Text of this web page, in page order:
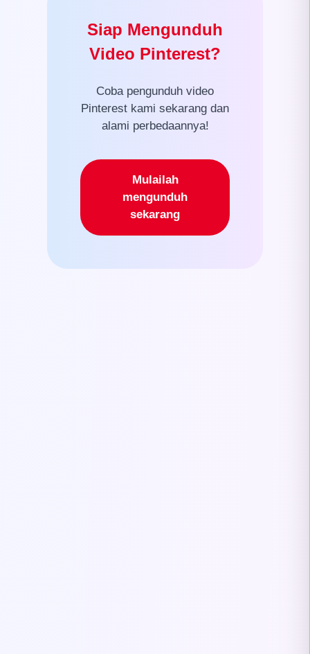
Siap Mengunduh
Video Pinterest?
Coba pengunduh video
Pinterest kami sekarang dan
alami perbedaannya!
Mulailah
mengunduh
sekarang